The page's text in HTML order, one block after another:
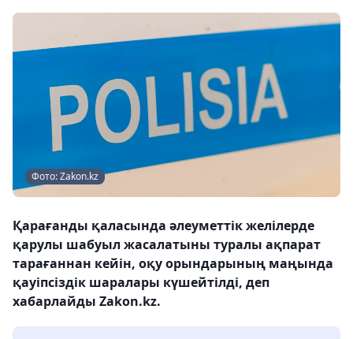
Фото: Zakon.kz
Қарағанды қаласында әлеуметтік желілерде
қарулы шабуыл жасалатыны туралы ақпарат
тарағаннан кейін, оқу орындарының маңында
қауіпсіздік шаралары күшейтілді, деп
хабарлайды Zakon.kz.